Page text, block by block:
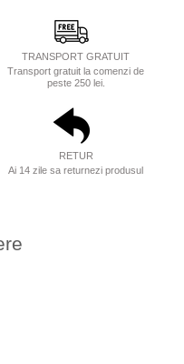
TRANSPORT GRATUIT
Transport gratuit la comenzi de
peste 250 lei.
RETUR
Ai 14 zile sa returnezi produsul